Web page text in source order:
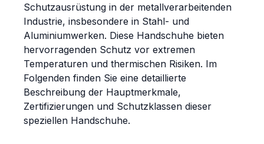
Schutzausrüstung in der metallverarbeitenden
Industrie, insbesondere in Stahl- und
Aluminiumwerken. Diese Handschuhe bieten
hervorragenden Schutz vor extremen
Temperaturen und thermischen Risiken. Im
Folgenden finden Sie eine detaillierte
Beschreibung der Hauptmerkmale,
Zertifizierungen und Schutzklassen dieser
speziellen Handschuhe.